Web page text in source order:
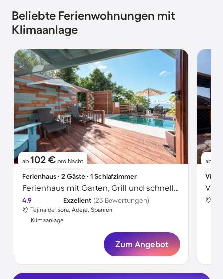
Beliebte Ferienwohnungen mit
Klimaanlage
ab 102 € pro Nacht
Ferienhaus ∙ 2 Gäste ∙ 1 Schlafzimmer
Ferienhaus mit Garten, Grill und schnellem Internet | Meerblick | Perfekt für die Arbeit von Zuhause
4.9 Exzellent (23 Bewertungen)
Tejina de Isora, Adeje, Spanien
Klimaanlage
Zum Angebot
ab
Villa